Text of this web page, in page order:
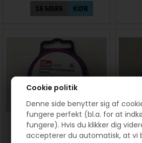
Cookie politik
Denne side benytter sig af
fungere perfekt (bl.a. for at
fungere). Hvis du klikker dig
accepterer du automatisk, at vi
SE MERE KØB
Stål sølv knappenåle 26 x
0,53 mm fra Prym